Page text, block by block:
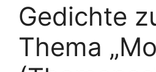
Gedichte
Thema